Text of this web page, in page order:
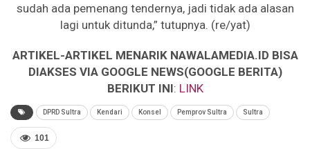
sudah ada pemenang tendernya, jadi tidak ada alasan
lagi untuk ditunda,” tutupnya. (re/yat)
ARTIKEL-ARTIKEL MENARIK NAWALAMEDIA.ID BISA
DIAKSES VIA GOOGLE NEWS(GOOGLE BERITA)
BERIKUT INI: LINK
DPRD Sultra Kendari Konsel Pemprov Sultra Sultra
101